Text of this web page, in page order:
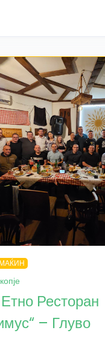
Ресторан
– Глуво